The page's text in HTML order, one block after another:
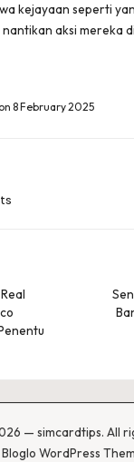
kejayaan seperti
aksi mereka
8 February 2025
— simcardtips. All
Bloglo WordPress